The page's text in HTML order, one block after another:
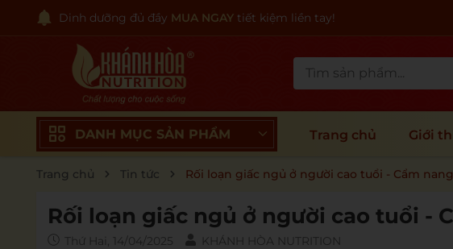
Dinh dưỡng đủ đầy MUA NGAY tiết kiệm liền tay!
DANH MỤC SẢN PHẨM Trang chủ Giới
Trang chủ Tin tức Rối loạn giấc ngủ ở người cao tuổi - Cẩm
Rối loạn giấc ngủ ở người cao tuổi -
Thứ Hai, 14/04/2025 KHÁNH HÒA NUTRITION